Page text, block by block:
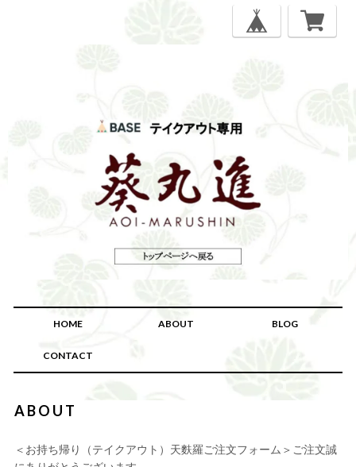
HOME ABOUT BLOG
CONTACT
ABOUT
＜お持ち帰り（テイクアウト）天麩羅ご注文フォーム＞ご注文誠